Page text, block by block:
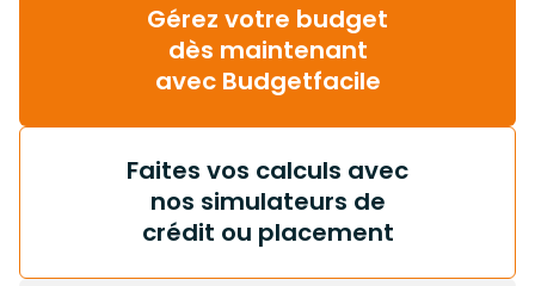
Gérez votre budget
dès maintenant
avec Budgetfacile
Faites vos calculs avec
nos simulateurs de
crédit ou placement